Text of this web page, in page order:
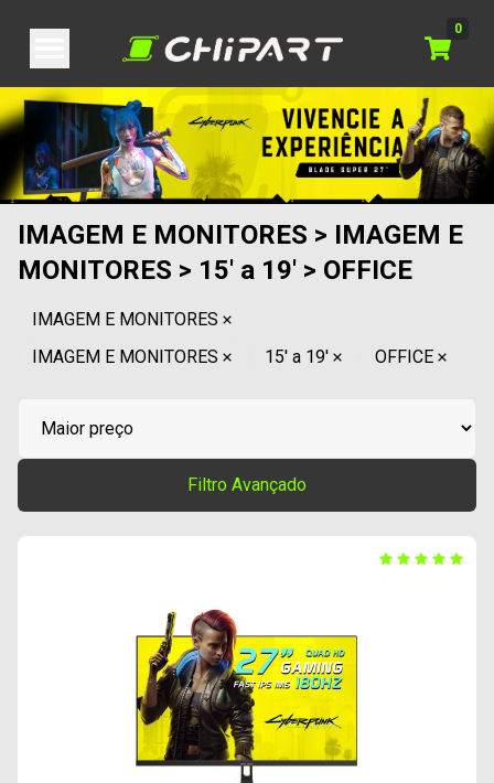
0
IMAGEM E MONITORES > IMAGEM E
MONITORES > 15' a 19' > OFFICE
IMAGEM E MONITORES
IMAGEM E MONITORES
15' a 19' OFFICE
Filtro Avançado